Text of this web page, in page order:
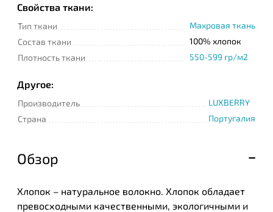
Свойства ткани:
Тип ткани
Махровая ткань
Состав ткани
100% хлопок
Плотность ткани
550-599 гр/м2
Другое:
Производитель
LUXBERRY
Страна
Португалия
Обзор
Хлопок – натуральное волокно. Хлопок обладает
превосходными качественными, экологичными и